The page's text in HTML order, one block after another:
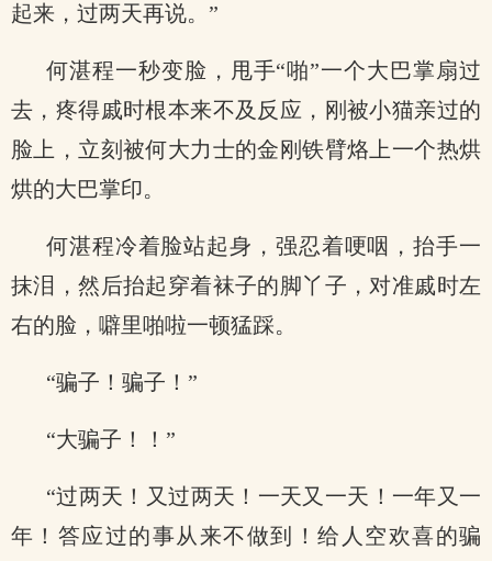
起来，过两天再说。”
何湛程一秒变脸，甩手“啪”一个大巴掌扇过
去，疼得戚时根本来不及反应，刚被小猫亲过的
脸上，立刻被何大力士的金刚铁臂烙上一个热烘
烘的大巴掌印。
何湛程冷着脸站起身，强忍着哽咽，抬手一
抹泪，然后抬起穿着袜子的脚丫子，对准戚时左
右的脸，噼里啪啦一顿猛踩。
“骗子！骗子！”
“大骗子！！”
“过两天！又过两天！一天又一天！一年又一
年！答应过的事从来不做到！给人空欢喜的骗